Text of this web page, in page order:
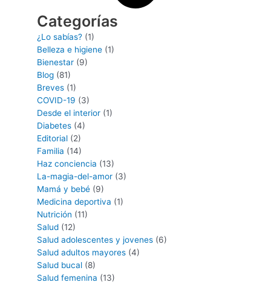
Categorías
¿Lo sabías?(1)
Belleza e higiene(1)
Bienestar(9)
Blog(81)
Breves(1)
COVID-19 (3)
Desde el interior(1)
Diabetes(4)
Editorial(2)
Familia (14)
Haz conciencia (13)
La-magia-del-amor(3)
Mamá y bebé(9)
Medicina deportiva (1)
Nutrición (11)
Salud(12)
Salud adolescentes y jovenes(6)
Salud adultos mayores(4)
Salud bucal(8)
Salud femenina (13)